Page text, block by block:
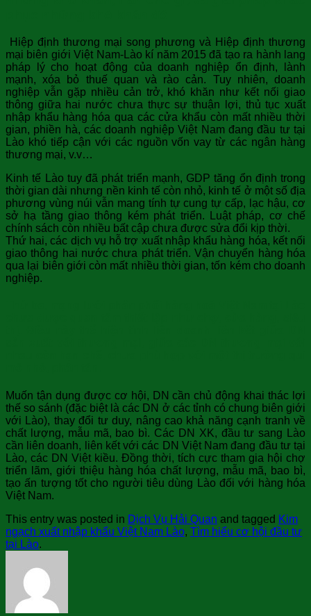
Hiệp định thương mại song phương và Hiệp định thương
mại biên giới Việt Nam-Lào kí năm 2015 đã tạo ra hành lang
pháp lý cho hoạt động của doanh nghiệp ổn định, lành
mạnh, xóa bỏ thuế quan và rào cản. Tuy nhiên, doanh
nghiệp vẫn gặp nhiều cản trở, khó khăn như kết nối giao
thông giữa hai nước chưa thực sự thuận lợi, thủ tục xuất
nhập khẩu hàng hóa qua các cửa khẩu còn mất nhiều thời
gian, phiền hà, các doanh nghiệp Việt Nam đang đầu tư tại
Lào khó tiếp cận với các nguồn vốn vay từ các ngân hàng
thương mại, v.v…
Kinh tế Lào tuy đã phát triển mạnh, GDP tăng ổn định trong
thời gian dài nhưng nền kinh tế còn nhỏ, kinh tế ở một số địa
phương vùng núi vẫn mang tính tự cung tự cấp, lạc hậu, cơ
sở hạ tầng giao thông kém phát triển. Luật pháp, cơ chế
chính sách còn nhiều bất cập chưa được sửa đổi kịp thời.
Thứ hai, các dịch vụ hỗ trợ xuất nhập khẩu hàng hóa, kết nối
giao thông hai nước chưa phát triển. Vận chuyển hàng hóa
qua lại biên giới còn mất nhiều thời gian, tốn kém cho doanh
nghiệp.
Muốn tận dụng được cơ hội, DN cần chủ động khai thác lợi
thế so sánh (đặc biệt là các DN ở các tỉnh có chung biên giới
với Lào), thay đổi tư duy, nâng cao khả năng cạnh tranh về
chất lượng, mẫu mã, bao bì. Các DN XK, đầu tư sang Lào
cần liên doanh, liên kết với các DN Việt Nam đang đầu tư tại
Lào, các DN Việt kiều. Đồng thời, tích cực tham gia hội chợ
triển lãm, giới thiệu hàng hóa chất lượng, mẫu mã, bao bì,
tạo ấn tượng tốt cho người tiêu dùng Lào đối với hàng hóa
Việt Nam.
This entry was posted in Dịch Vụ Hải Quan and tagged Kim
ngạch xuất nhập khẩu Việt Nam Lào, Tìm hiểu cơ hội đầu tư
tại Lào.